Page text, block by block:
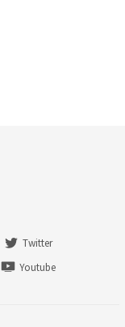
Twitter
Youtube